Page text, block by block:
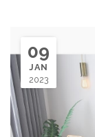
09
JAN
2023